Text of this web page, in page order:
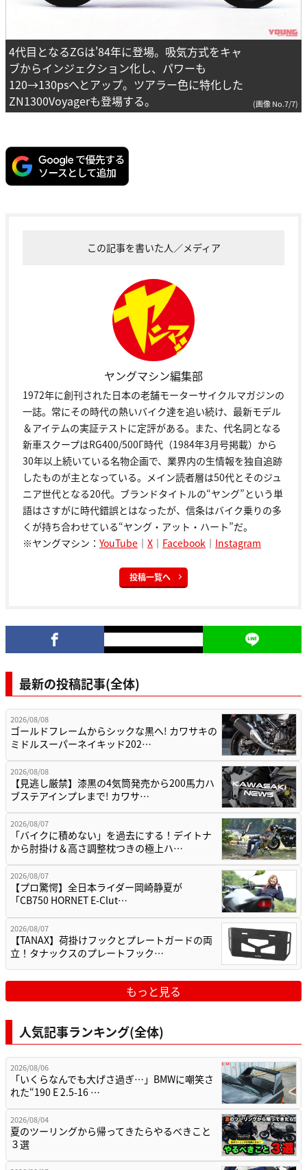
4代目となるZGは'84年に登場。吸気方式をキャ
ブからインジェクション化し、パワーも
120→130psへとアップ。ツアラー色に特化した
ZN1300Voyagerも登場する。
(画像 No.7/7)
この記事を書いた人／メディア
ヤングマシン編集部
1972年に創刊された日本の老舗モーターサイクルマガジンの
一誌。常にその時代の熱いバイク達を追い続け、最新モデル
＆アイテムの実証テストに定評がある。また、代名詞となる
新車スクープはRG400/500Γ時代（1984年3月号掲載）から
30年以上続いている名物企画で、業界内の生情報を独自追跡
したものが主となっている。メイン読者層は50代とそのジュ
ニア世代となる20代。ブランドタイトルの“ヤング”という単
語はさすがに時代錯誤とはなったが、信条はバイク乗りの多
くが持ち合わせている“ヤング・アット・ハート”だ。
※ヤングマシン： YouTube ｜ X ｜ Facebook ｜ Instagram
投稿一覧へ
最新の投稿記事(全体)
2026/08/08
ゴールドフレームからシックな黒へ! カワサキの
ミドルスーパーネイキッド202…
2026/08/08
【見逃し厳禁】漆黒の4気筒発売から200馬力ハ
ブステアインプレまで! カワサ…
2026/08/07
「バイクに積めない」を過去にする！デイトナ
から肘掛け＆高さ調整枕つきの極上ハ…
2026/08/07
【プロ驚愕】全日本ライダー岡崎静夏が
「CB750 HORNET E-Clut…
2026/08/07
【TANAX】荷掛けフックとプレートガードの両
立！タナックスのプレートフック…
もっと見る
人気記事ランキング(全体)
2026/08/06
「いくらなんでも大げさ過ぎ…」BMWに嘲笑さ
れた“190 E 2.5-16 …
2026/08/04
夏のツーリングから帰ってきたらやるべきこと
３選